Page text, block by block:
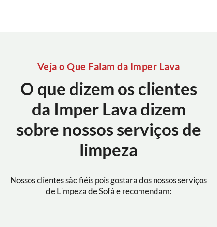
Veja o Que Falam da Imper Lava
O que dizem os clientes
da Imper Lava dizem
sobre nossos serviços de
limpeza
Nossos clientes são fiéis pois gostara dos nossos serviços
de Limpeza de Sofá e recomendam: